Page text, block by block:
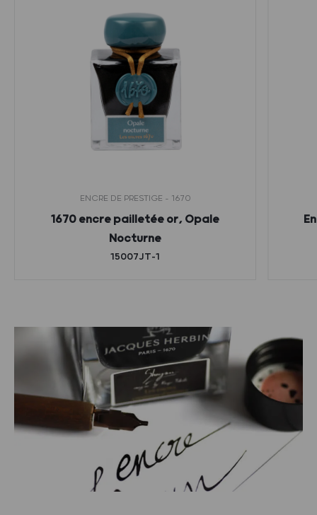
ENCRE DE PRESTIGE - 1670
1670 encre pailletée or, Opale
Nocturne
15007JT-1